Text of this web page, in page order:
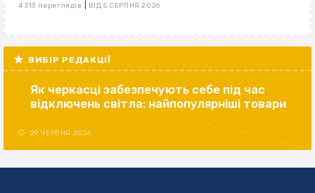
4 313 переглядів ВІД 5 СЕРПНЯ 2026
ВИБІР РЕДАКЦІЇ
Як черкасці забезпечують себе під час
відключень світла: найпопулярніші товари
29 ЧЕРВНЯ 2026